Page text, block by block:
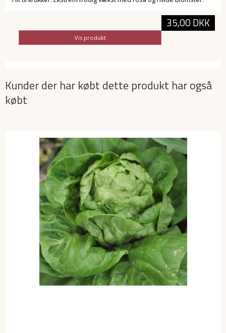
35,00 DKK
Vis produkt
Kunder der har købt dette produkt har også
købt